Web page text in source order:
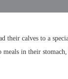
their calves to a
in their